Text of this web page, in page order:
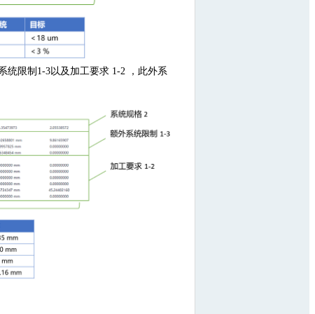
统限制1-3以及加工要求 1-2 ，此外系